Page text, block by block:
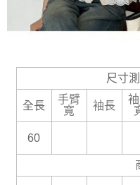
尺寸
全長
手臂
寬
袖長
60